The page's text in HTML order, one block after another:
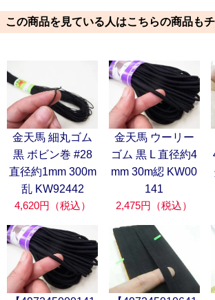
この商品を見ている人はこちらの商品も
金天馬 細丸ゴム
黒 ボビン巻 #28
直径約1mm 300m
乱 KW92442
4,620円（税込）
金天馬 ウーリー
ゴム 黒 L 直径約4
mm 30m綛 KW00
141
2,475円（税込）